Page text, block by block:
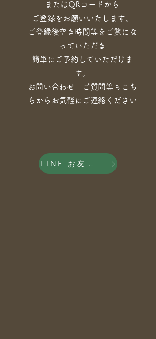
またはQRコードから
​​ご登録をお願いいたします。
ご登録後空き時間等をご覧にな
っていただき
​簡単にご予約していただけま
す。
​お問い合わせ ご質問等もこち
らからお気軽にご連絡ください
LINE お友達登録